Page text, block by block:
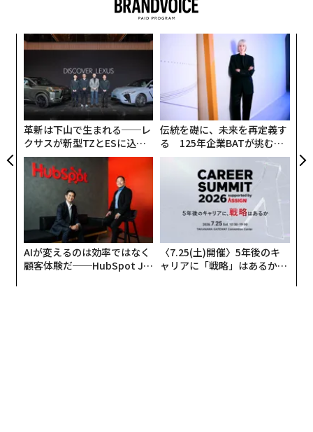
革新は下山で生まれる──レ
クサスが新型TZとESに込め
た「DISCOVER」の哲学
伝統を礎に、未来を再定義す
る 125年企業BATが挑むス
モークレスな未来
AIが変えるのは効率ではなく
顧客体験だ──HubSpot Ja
〈7.25(土)開催〉5年後のキ
ャリアに「戦略」はあるか。